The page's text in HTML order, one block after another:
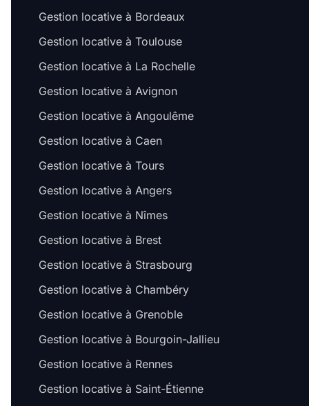
Gestion locative à Bordeaux
Gestion locative à Toulouse
Gestion locative à La Rochelle
Gestion locative à Avignon
Gestion locative à Angoulême
Gestion locative à Caen
Gestion locative à Tours
Gestion locative à Angers
Gestion locative à Nîmes
Gestion locative à Brest
Gestion locative à Strasbourg
Gestion locative à Chambéry
Gestion locative à Grenoble
Gestion locative à Bourgoin-Jallieu
Gestion locative à Rennes
Gestion locative à Saint-Étienne